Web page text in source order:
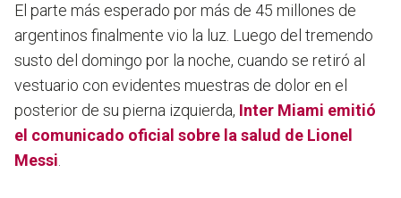
El parte más esperado por más de 45 millones de
argentinos finalmente vio la luz. Luego del tremendo
susto del domingo por la noche, cuando se retiró al
vestuario con evidentes muestras de dolor en el
posterior de su pierna izquierda, Inter Miami emitió
el comunicado oficial sobre la salud de Lionel
Messi